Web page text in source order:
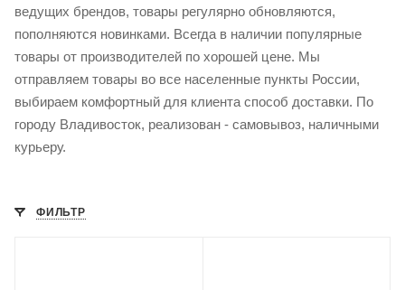
ведущих брендов, товары регулярно обновляются,
пополняются новинками. Всегда в наличии популярные
товары от производителей по хорошей цене. Мы
отправляем товары во все населенные пункты России,
выбираем комфортный для клиента способ доставки. По
городу Владивосток, реализован - самовывоз, наличными
курьеру.
ФИЛЬТР